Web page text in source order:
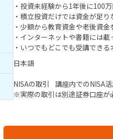
・投資未経験から1年後に100
・積立投資だけでは資金が足
・少額から教育資金や老後資
・インターネットや書籍には
・いつでもどこでも受講でき
日本語
NISAの取引 講座内でのNISA
※実際の取引は別途証券口座が